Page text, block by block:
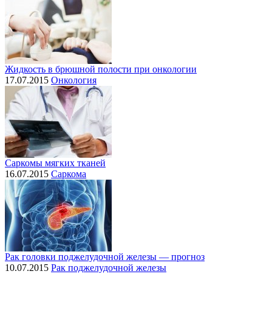
Жидкость в брюшной полости при онкологии
17.07.2015 Онкология
Саркомы мягких тканей
16.07.2015 Саркома
Рак головки поджелудочной железы — прогноз
10.07.2015 Рак поджелудочной железы